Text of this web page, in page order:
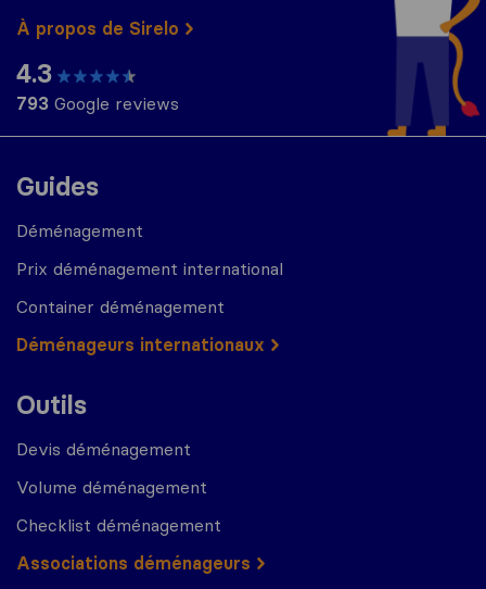
Guides
Déménagement
Prix déménagement international
Container déménagement
Déménageurs internationaux
Outils
Devis déménagement
Volume déménagement
Checklist déménagement
Associations déménageurs
À propos de Sirelo
4.3
793 Google reviews